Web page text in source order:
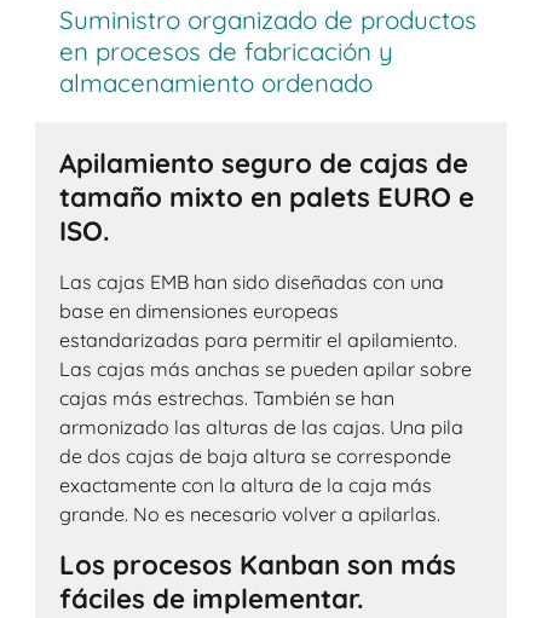
Suministro organizado de productos
en procesos de fabricación y
almacenamiento ordenado
Apilamiento seguro de cajas de
tamaño mixto en palets EURO e
ISO.
Las cajas EMB han sido diseñadas con una
base en dimensiones europeas
estandarizadas para permitir el apilamiento.
Las cajas más anchas se pueden apilar sobre
cajas más estrechas. También se han
armonizado las alturas de las cajas. Una pila
de dos cajas de baja altura se corresponde
exactamente con la altura de la caja más
grande. No es necesario volver a apilarlas.
Los procesos Kanban son más
fáciles de implementar.